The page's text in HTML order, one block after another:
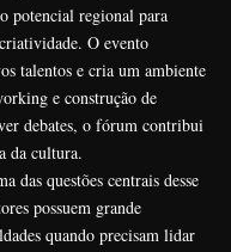
potencial regional para
O evento
talentos e cria um ambiente
e construção de
debates, o fórum contribui
da cultura.
das questões centrais desse
possuem grande
quando precisam lidar